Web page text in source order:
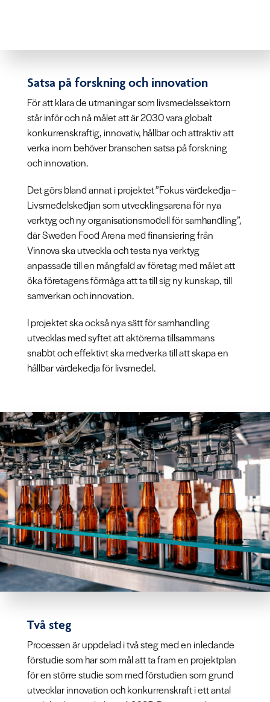
Satsa på forskning och innovation
För att klara de utmaningar som livsmedelssektorn
står inför och nå målet att är 2030 vara globalt
konkurrenskraftig, innovativ, hållbar och attraktiv att
verka inom behöver branschen satsa på forskning
och innovation.
Det görs bland annat i projektet ”Fokus värdekedja –
Livsmedelskedjan som utvecklingsarena för nya
verktyg och ny organisationsmodell för samhandling”,
där Sweden Food Arena med finansiering från
Vinnova ska utveckla och testa nya verktyg
anpassade till en mångfald av företag med målet att
öka företagens förmåga att ta till sig ny kunskap, till
samverkan och innovation.
I projektet ska också nya sätt för samhandling
utvecklas med syftet att aktörerna tillsammans
snabbt och effektivt ska medverka till att skapa en
hållbar värdekedja för livsmedel.
Två steg
Processen är uppdelad i två steg med en inledande
förstudie som har som mål att ta fram en projektplan
för en större studie som med förstudien som grund
utvecklar innovation och konkurrenskraft i ett antal